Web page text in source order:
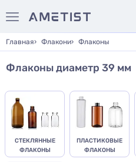
Главная Флакони Флаконы
Флаконы диаметр 39 мм
СТЕКЛЯННЫЕ
ФЛАКОНЫ
ПЛАСТИКОВЫЕ
ФЛАКОНЫ